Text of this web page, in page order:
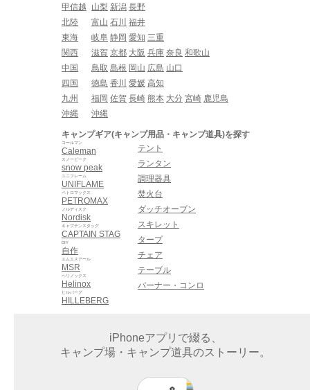
甲信越
山梨 新潟 長野
北陸
富山 石川 福井
東海
岐阜 静岡 愛知 三重
関西
滋賀 京都 大阪 兵庫 奈良 和歌山
中国
鳥取 島根 岡山 広島 山口
四国
徳島 香川 愛媛 高知
九州
福岡 佐賀 長崎 熊本 大分 宮崎 鹿児島
沖縄
沖縄
キャンプギア(キャンプ用品・キャンプ道具)を探す
Caleman
コールマン
snow peak
スノーピーク
UNIFLAME
ユニフレーム
PETROMAX
ペトロマックス
Nordisk
ノルディスク
CAPTAIN STAG
キャプテンスタッグ
自作
DIY
MSR
エムエスアール
Helinox
ヘリノックス
HILLEBERG
ヒルバーグ
テント
ランタン
調理器具
焚火台
ダッチオーブン
スキレット
タープ
チェア
テーブル
バーナー・コンロ
iPhoneアプリで綴る、
キャンプ場・キャンプ道具のストーリー。